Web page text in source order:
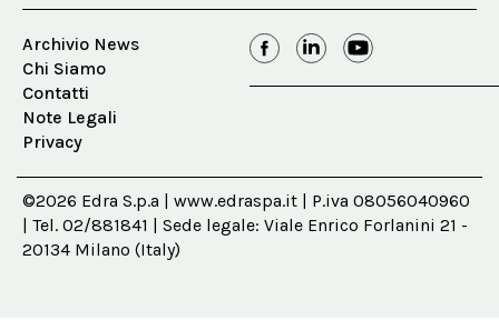
Archivio News
Chi Siamo
Contatti
Note Legali
Privacy
©2026 Edra S.p.a | www.edraspa.it | P.iva 08056040960
| Tel. 02/881841 | Sede legale: Viale Enrico Forlanini 21 -
20134 Milano (Italy)